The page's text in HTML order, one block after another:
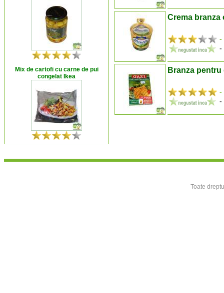
Mix de cartofi cu carne de pui
congelat Ikea
Crema branza
-
-
Branza pentru
-
-
Toate